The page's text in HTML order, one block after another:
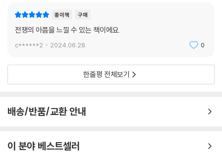
종이책 구매
전쟁의 아픔을 느낄 수 있는 책이에요.
c******2 2024.06.28. 0
한줄평 전체보기
배송/반품/교환 안내
이 분야 베스트셀러